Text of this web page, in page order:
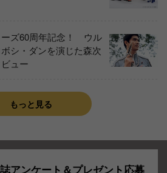
ーズ60周年記念！ ウル
シ・ダンを演じた森次
ュー
もっと見る
アンケート＆プレゼント応募